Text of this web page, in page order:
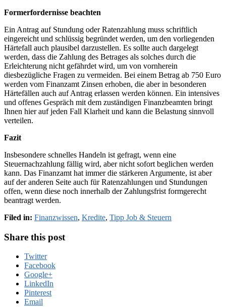
Formerfordernisse beachten
Ein Antrag auf Stundung oder Ratenzahlung muss schriftlich
eingereicht und schlüssig begründet werden, um den vorliegenden
Härtefall auch plausibel darzustellen. Es sollte auch dargelegt
werden, dass die Zahlung des Betrages als solches durch die
Erleichterung nicht gefährdet wird, um von vornherein
diesbezügliche Fragen zu vermeiden. Bei einem Betrag ab 750 Euro
werden vom Finanzamt Zinsen erhoben, die aber in besonderen
Härtefällen auch auf Antrag erlassen werden können. Ein intensives
und offenes Gespräch mit dem zuständigen Finanzbeamten bringt
Ihnen hier auf jeden Fall Klarheit und kann die Belastung sinnvoll
verteilen.
Fazit
Insbesondere schnelles Handeln ist gefragt, wenn eine
Steuernachzahlung fällig wird, aber nicht sofort beglichen werden
kann. Das Finanzamt hat immer die stärkeren Argumente, ist aber
auf der anderen Seite auch für Ratenzahlungen und Stundungen
offen, wenn diese noch innerhalb der Zahlungsfrist formgerecht
beantragt werden.
Filed in: Finanzwissen, Kredite, Tipp Job & Steuern
Share this post
Twitter
Facebook
Google+
LinkedIn
Pinterest
Email